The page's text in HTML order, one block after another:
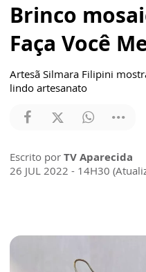
Brinco
Faça Você
Artesã Silmara Filipini
lindo artesanato
Escrito por TV Aparecida
26 JUL 2022 - 14H30